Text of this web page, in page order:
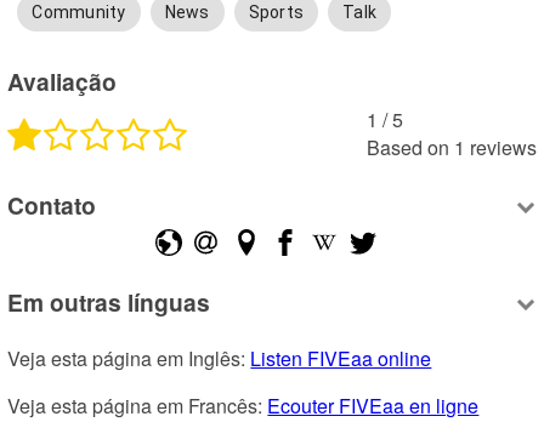
Community News Sports Talk
Avaliação
1 /5
Based on 1 reviews
Contato
Em outras línguas
Veja esta página em Inglês: Listen FIVEaa online
Veja esta página em Francês: Ecouter FIVEaa en ligne